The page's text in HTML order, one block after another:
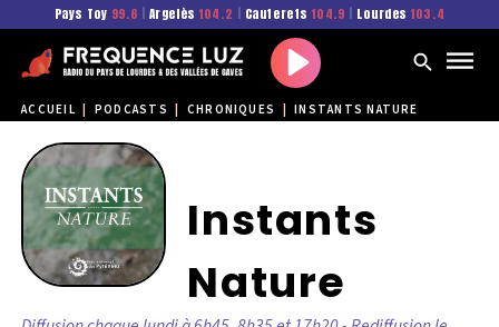
Pays Toy 99.6 Argelès 104.2 Cauterets 104.9 Lourdes 103.4
Play
ACCUEIL PODCASTS CHRONIQUES INSTANTS NATURE
Instants
Nature